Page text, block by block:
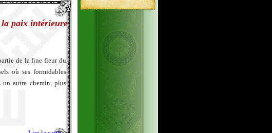
paix intérieure
de la fine fleur du
où ses formidables
un autre chemin, plus